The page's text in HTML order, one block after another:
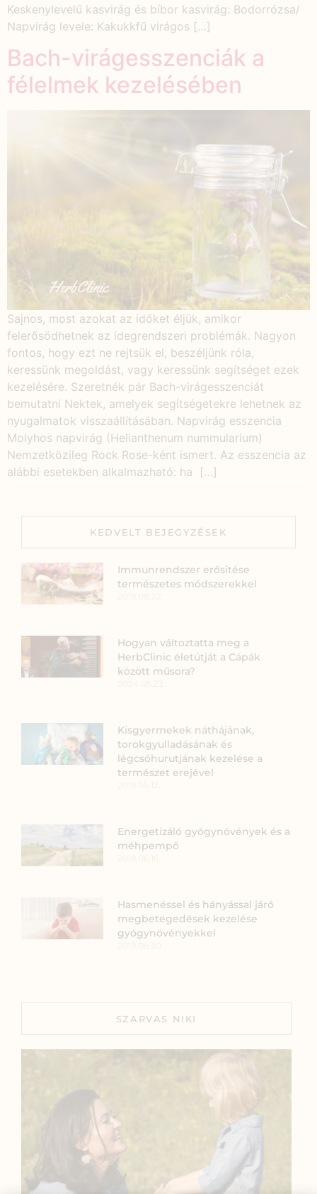
Keskenylevelű kasvirág és bíbor kasvirág: Bodorrózsa/
Napvirág levele: Kakukkfű virágos […]
Bach-virágesszenciák a
félelmek kezelésében
Sajnos, most azokat az időket éljük, amikor
felerősödhetnek az idegrendszeri problémák. Nagyon
fontos, hogy ezt ne rejtsük el, beszéljünk róla,
keressünk megoldást, vagy keressünk segítséget ezek
kezelésére. Szeretnék pár Bach-virágesszenciát
bemutatni Nektek, amelyek segítségetekre lehetnek az
nyugalmatok visszaállításában. Napvirág esszencia
Molyhos napvirág (Helianthenum nummularium)
Nemzetközileg Rock Rose-ként ismert. Az esszencia az
alábbi esetekben alkalmazható: ha […]
KEDVELT BEJEGYZÉSEK
Immunrendszer erősítése
természetes módszerekkel
Hogyan változtatta meg a
HerbClinic életútját a Cápák
között műsora?
Kisgyermekek náthájának,
torokgyulladásának és
légcsőhurutjának kezelése a
természet erejével
Energetizáló gyógynövények és a
méhpempő
Hasmenéssel és hányással járó
megbetegedések kezelése
gyógynövényekkel
SZARVAS NIKI